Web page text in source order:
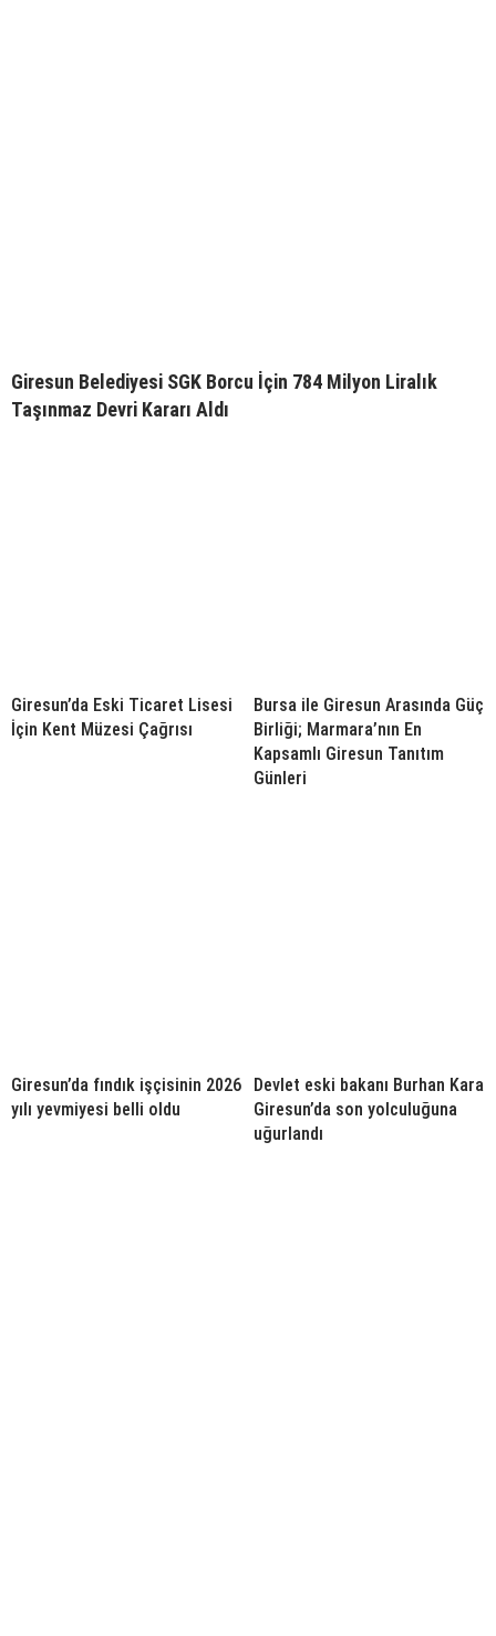
Giresun Belediyesi SGK Borcu İçin 784 Milyon Liralık
Taşınmaz Devri Kararı Aldı
Giresun’da Eski Ticaret Lisesi
İçin Kent Müzesi Çağrısı
Bursa ile Giresun Arasında Güç
Birliği; Marmara’nın En
Kapsamlı Giresun Tanıtım
Günleri
Giresun’da fındık işçisinin 2026
yılı yevmiyesi belli oldu
Devlet eski bakanı Burhan Kara
Giresun’da son yolculuğuna
uğurlandı